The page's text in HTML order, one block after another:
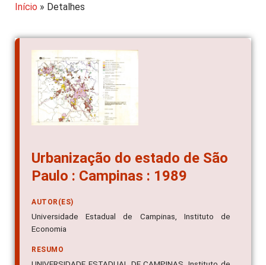
Início » Detalhes
Urbanização do estado de São
Paulo : Campinas : 1989
AUTOR(ES)
Universidade Estadual de Campinas, Instituto de
Economia
RESUMO